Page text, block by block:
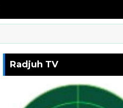
Radjuh TV